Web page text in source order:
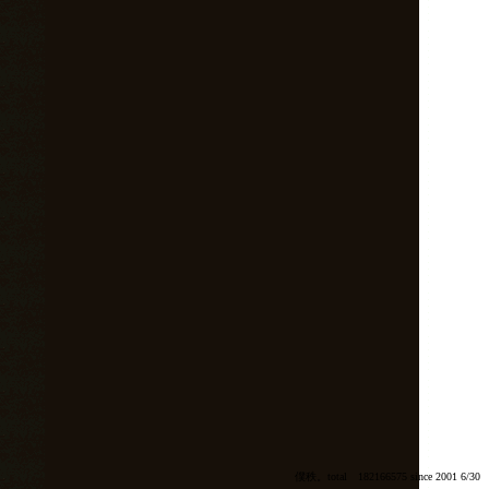
僕秩。total 182166575 since 2001 6/30